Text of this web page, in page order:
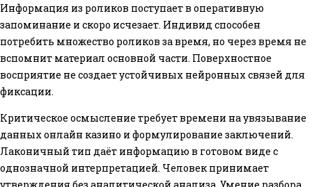
Информация из роликов поступает в оперативную
запоминание и скоро исчезает. Индивид способен
потребить множество роликов за время, но через время не
вспомнит материал основной части. Поверхностное
восприятие не создает устойчивых нейронных связей для
фиксации.
Критическое осмысление требует времени на увязывание
данных онлайн казино и формулирование заключений.
Лаконичный тип даёт информацию в готовом виде с
однозначной интерпретацией. Человек принимает